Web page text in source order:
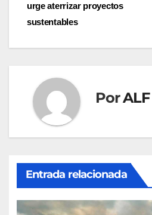
entradas
urge aterrizar proyectos
sustentables
PorALF
Entrada relacionada